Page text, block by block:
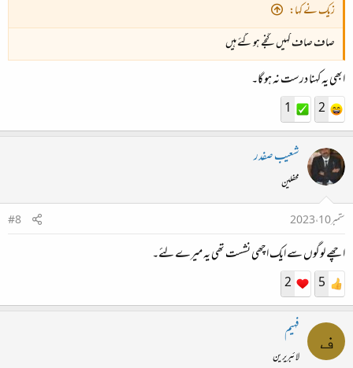
زیک نے کہا:
صاف صاف کہیں گنجے ہو گئے ہیں
ابھی یہ کہنا درست نہ ہو گا۔
2
1
شعیب صفدر
محفلین
ستمبر 10، 2023
#8
اچھے لوگوں سے ایک اچھی نشست تھی یہ میرے لئے۔
5
2
ف فہیم
لائبریرین